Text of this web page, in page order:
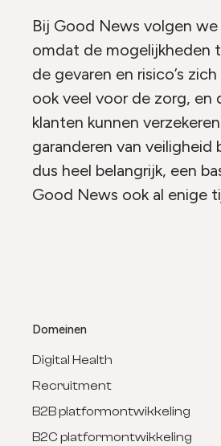
Bij Good News volgen
omdat de mogelijkheden
de gevaren en risico’s
ook veel voor de zorg, en
klanten kunnen
garanderen van
dus heel belangrijk, een
Good News ook al enige
Domeinen
Digital Health
Recruitment
B2B platformontwikkeling
B2C platformontwikkeling